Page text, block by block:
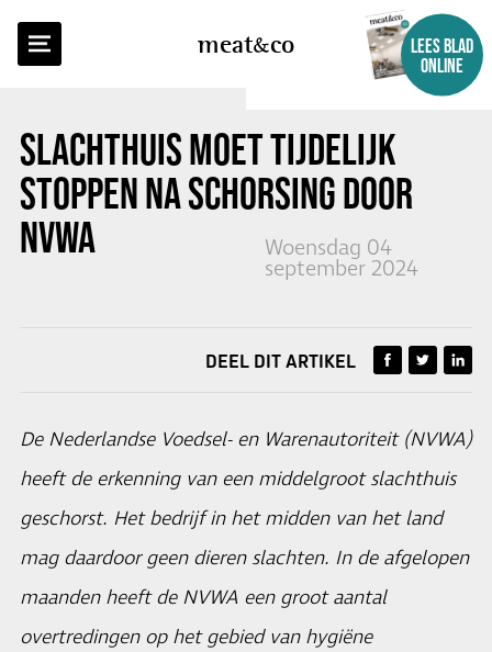
meatco
LEES BLAD
ONLINE
SLACHTHUIS MOET TIJDELIJK
STOPPEN NA SCHORSING DOOR
NVWA
Woensdag 04
september 2024
TERUG NAAR OVERZICHT
DEEL DIT ARTIKEL
De Nederlandse Voedsel- en Warenautoriteit (NVWA)
heeft de erkenning van een middelgroot slachthuis
geschorst. Het bedrijf in het midden van het land
mag daardoor geen dieren slachten. In de afgelopen
maanden heeft de NVWA een groot aantal
overtredingen op het gebied van hygiëne